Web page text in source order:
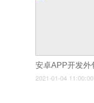
2021-01-04 11:00:00